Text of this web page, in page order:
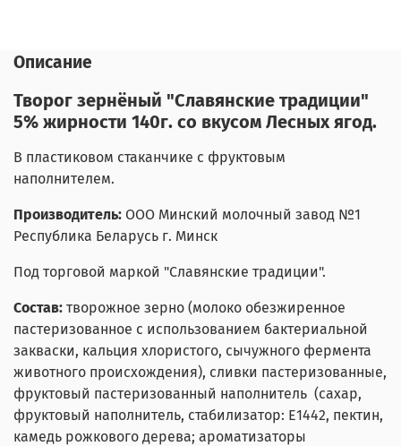
Описание
Творог зернёный "Славянские традиции"
5% жирности 140г. со вкусом Лесных ягод.
В пластиковом стаканчике с фруктовым
наполнителем.
Производитель: ООО Минский молочный завод №1
Республика Беларусь г. Минск
Под торговой маркой "Славянские традиции".
Состав: творожное зерно (молоко обезжиренное
пастеризованное с использованием бактериальной
закваски, кальция хлористого, сычужного фермента
животного происхождения), сливки пастеризованные,
фруктовый пастеризованный наполнитель (сахар,
фруктовый наполнитель, стабилизатор: Е1442, пектин,
камедь рожкового дерева; ароматизаторы